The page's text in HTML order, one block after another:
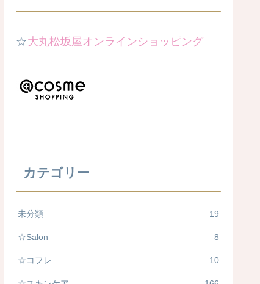
☆大丸松坂屋オンラインショッピング
カテゴリー
未分類 19
☆Salon 8
☆コフレ 10